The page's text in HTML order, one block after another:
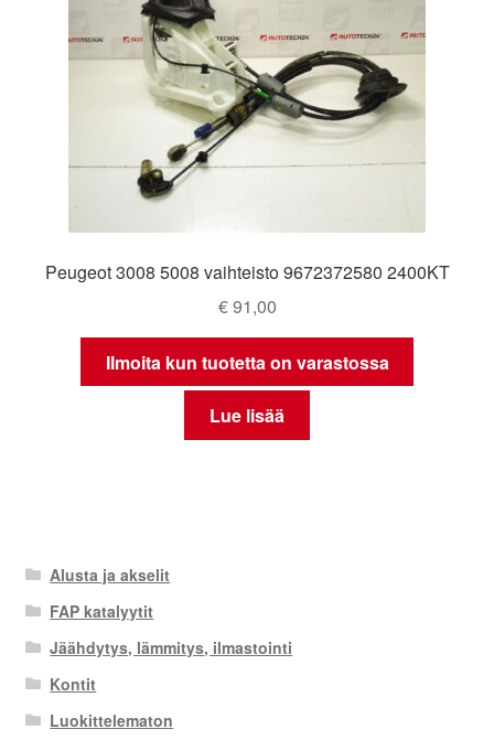
Peugeot 3008 5008 vaihteisto 9672372580 2400KT
€91,00
Ilmoita kun tuotetta on varastossa
Lue lisää
Alusta ja akselit
FAP katalyytit
Jäähdytys, lämmitys, ilmastointi
Kontit
Luokittelematon